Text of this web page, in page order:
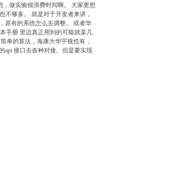
做实验很浪费时间啊。 大家更想
不够多。 就是对于开发者来讲，
原有的系统怎么去调整。 或者华
手册 里边真正用到的可能就某几
单的算法，海康大华宇视也有，
api 接口去各种对接。但是要实现